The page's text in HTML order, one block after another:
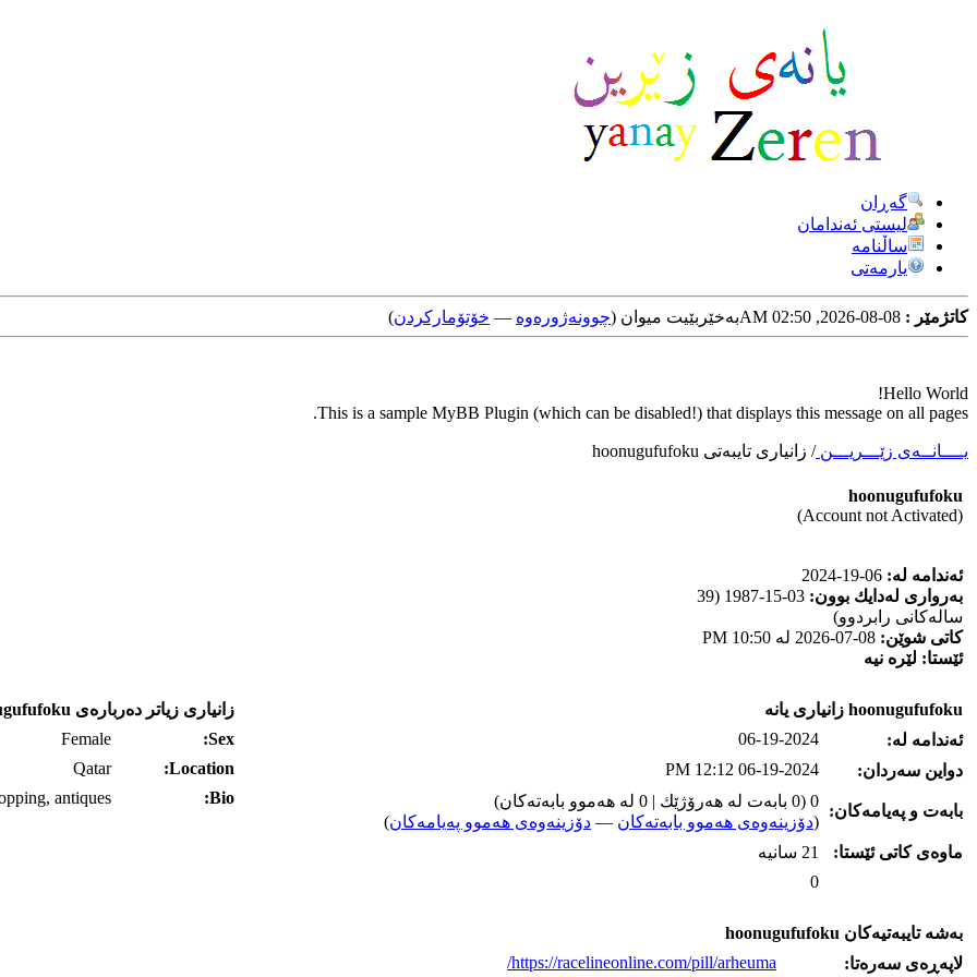
گه‌ڕان
لیستی ئه‌ندامان
ساڵنامه
یارمه‌تی
کاتژمێر : به‌خێربێیت میوان (چوونه‌ژوره‌وه‌ — خۆتۆمارکردن)
Hello World!
This is a sample MyBB Plugin (which can be disabled!) that displays this message on all pages.
یــــانــه‌ی زێـــریـــن/ زانیاری تایبه‌تی hoonugufufoku
hoonugufufoku
(Account not Activated)
ئه‌ندامه‌ له‌:
به‌رواری له‌دایك بوون:
03-15-1987 (39
ساله‌كانی رابردوو)
كاتی شوێن:
ئێستا: لێره‌ نیه‌
hoonugufufoku زانیاری یانه‌
ئه‌ندامه‌ له‌:
06-19-2024
دواین سه‌ردان:
06-19-2024 12:12 PM
بابه‌ت و په‌یامه‌کان:
0 (0 بابه‌ت له‌ هه‌رۆژێك | 0 له‌ هه‌موو بابه‌ته‌كان)
(دۆزینه‌وه‌ی هه‌موو بابه‌ته‌کان — دۆزینه‌وه‌ی هه‌موو په‌یامه‌کان)
ماوه‌ی كاتی ئێستا:
21 سانیه‌
0
به‌شه‌ تایبه‌تیه‌کان hoonugufufoku
لاپه‌ڕه‌ی سه‌ره‌تا:
https://racelineonline.com/pill/arheuma/
زانیاری زیاتر ده‌رباره‌ی hoonugufufoku
Sex:
Female
Location:
Qatar
Bio:
antiques